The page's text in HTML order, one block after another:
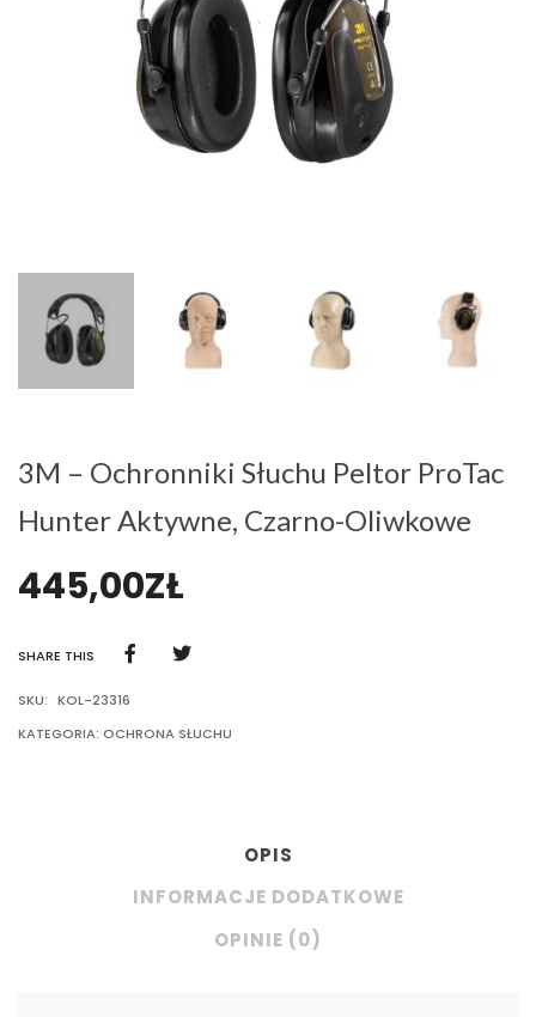
3M – Ochronniki Słuchu Peltor ProTac
Hunter Aktywne, Czarno-Oliwkowe
445,00ZŁ
SHARE THIS
SKU: KOL-23316
KATEGORIA: OCHRONA SŁUCHU
OPIS
INFORMACJE DODATKOWE
OPINIE (0)